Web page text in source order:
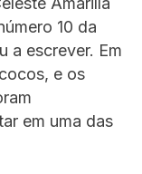
10 da
a escrever. Em
e os
em uma das